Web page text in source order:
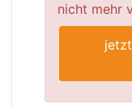
nicht mehr